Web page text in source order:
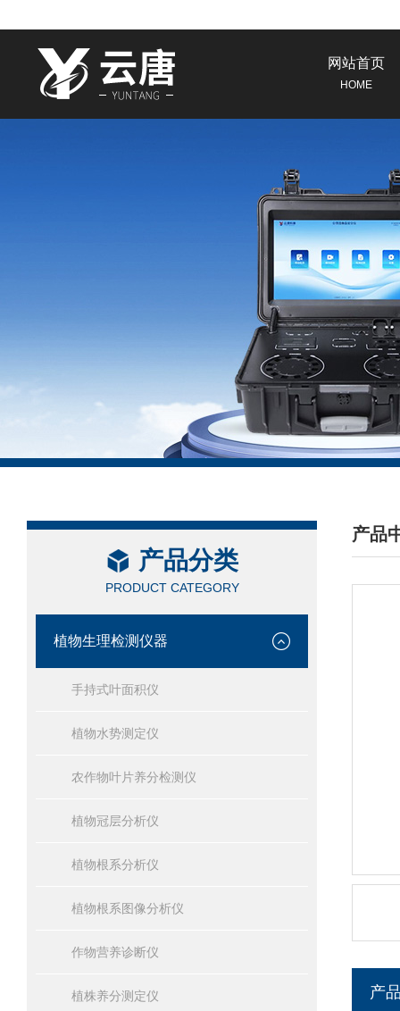
网站首页
HOME
产品分类
PRODUCT CATEGORY
植物生理检测仪器
手持式叶面积仪
植物水势测定仪
农作物叶片养分检测仪
植物冠层分析仪
植物根系分析仪
植物根系图像分析仪
作物营养诊断仪
植株养分测定仪
产品
/
产